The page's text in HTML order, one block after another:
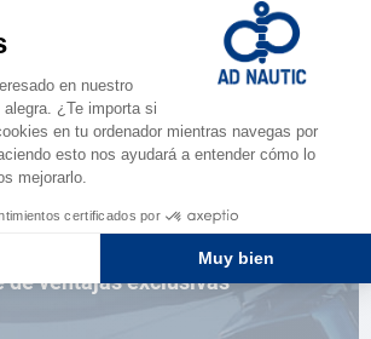
AD 2026
de ventajas exclusivas